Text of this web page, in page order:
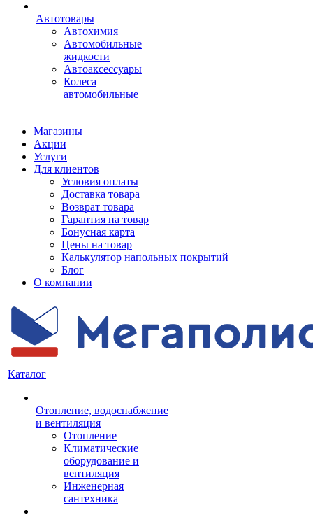
Автотовары
Автохимия
Автомобильные
жидкости
Автоаксессуары
Колеса
автомобильные
Магазины
Акции
Услуги
Для клиентов
Условия оплаты
Доставка товара
Возврат товара
Гарантия на товар
Бонусная карта
Цены на товар
Калькулятор напольных покрытий
Блог
О компании
Каталог
Отопление, водоснабжение
и вентиляция
Отопление
Климатические
оборудование и
вентиляция
Инженерная
сантехника